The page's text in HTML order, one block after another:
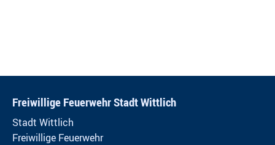
Freiwillige Feuerwehr Stadt Wittlich
Stadt Wittlich
Freiwillige Feuerwehr